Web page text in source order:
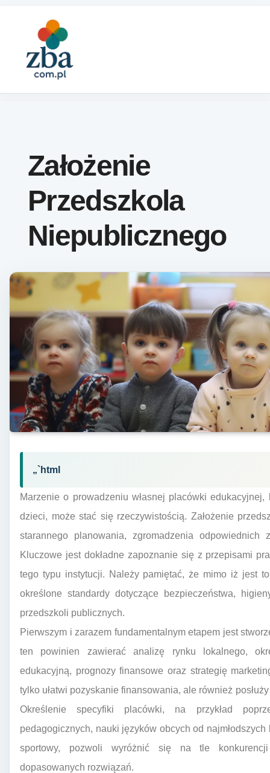
Założenie
Przedszkola
Niepublicznego
„`html
Marzenie o prowadzeniu własnej placówki
dzieci, może stać się rzeczywistością. Założenie
starannego planowania, zgromadzenia odpowiednich
Kluczowe jest dokładne zapoznanie się z przepisami
tego typu instytucji. Należy pamiętać, że mimo iż jest
określone standardy dotyczące bezpieczeństwa,
przedszkoli publicznych.
Pierwszym i zarazem fundamentalnym etapem jest
ten powinien zawierać analizę rynku lokalnego,
edukacyjną, prognozy finansowe oraz strategię
tylko ułatwi pozyskanie finansowania, ale również
Określenie specyfiki placówki, na przykład
pedagogicznych, nauki języków obcych od
sportowy, pozwoli wyróżnić się na tle
dopasowanych rozwiązań.